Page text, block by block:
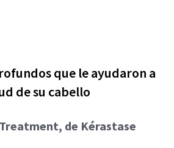
que le ayudaron a
de su cabello
de Kérastase